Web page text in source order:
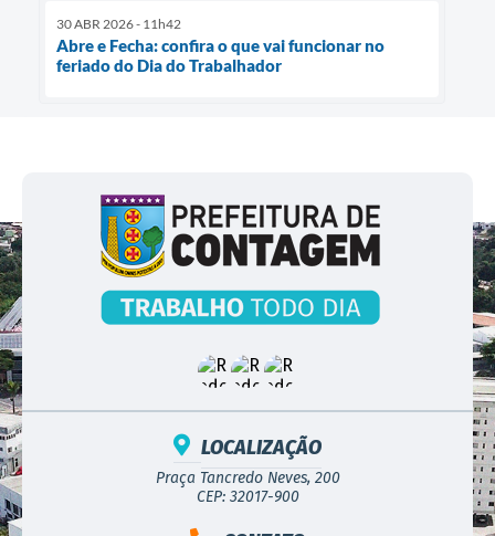
30 ABR 2026 - 11h42
Abre e Fecha: confira o que vai funcionar no
feriado do Dia do Trabalhador
LOCALIZAÇÃO
Praça Tancredo Neves, 200
CEP: 32017-900